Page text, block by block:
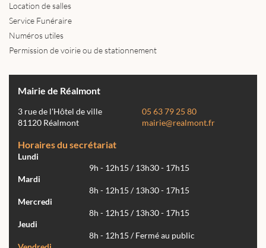
Location de salles
Service Funéraire
Numéros utiles
Permission de voirie ou de stationnement
Mairie de Réalmont
3 rue de l'Hôtel de ville
81120 Réalmont
05 63 79 25 80
mairie@realmont.fr
Horaires du secrétariat
Lundi
9h - 12h15 / 13h30 - 17h15
Mardi
8h - 12h15 / 13h30 - 17h15
Mercredi
8h - 12h15 / 13h30 - 17h15
Jeudi
8h - 12h15 / Fermé au public